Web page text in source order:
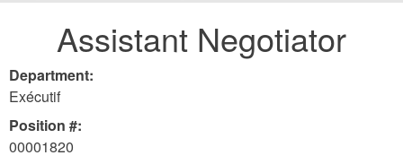
here
Assistant Negotiator
Department:
Exécutif
Position #:
00001820